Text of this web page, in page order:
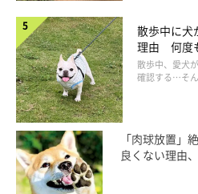
いぬのきもち投稿写真ギャラリー
飼い主さんがそばにいないときは、
などで寝ていることもあるでしょう
散歩中に犬
理由 何度
なぜ？
散歩中、愛犬
確認する…そ
「肉球放置」
良くない理由